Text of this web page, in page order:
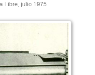
Libre, julio 1975